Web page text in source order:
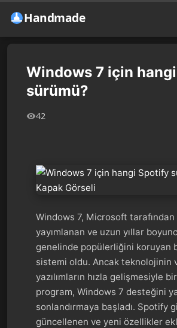
Handmade
Windows 7 için
sürümü?
42
Windows 7, Microsoft tarafından
yayımlanan ve uzun yıllar
genelinde popülerliğini koruyan
sistemi oldu. Ancak teknolojinin
yazılımların hızla gelişmesiyle
program, Windows 7 desteğini
sonlandırmaya başladı. Spotify
güncellenen ve yeni özellikler